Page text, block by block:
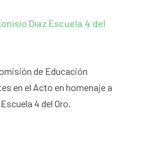
Diaz Escuela 4 del
de Educación
en el Acto en homenaje a
4 del Oro.